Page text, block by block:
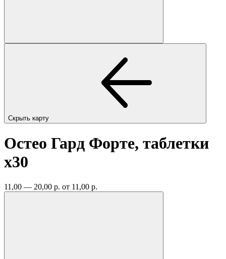
Скрыть карту
Остео Гард Форте, таблетки
x30
11,00 — 20,00 р. от 11,00 р.